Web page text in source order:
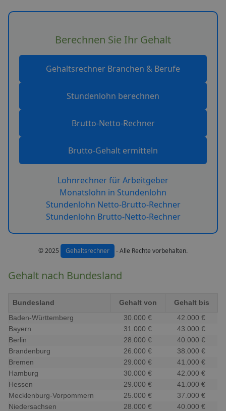
Berechnen Sie Ihr Gehalt
Gehaltsrechner Branchen & Berufe
Stundenlohn berechnen
Brutto-Netto-Rechner
Brutto-Gehalt ermitteln
Lohnrechner für Arbeitgeber
Monatslohn in Stundenlohn
Stundenlohn Netto-Brutto-Rechner
Stundenlohn Brutto-Netto-Rechner
© 2025 Gehaltsrechner - Alle Rechte vorbehalten.
Gehalt nach Bundesland
Bundesland Gehalt von
Gehalt bis
Baden-Württemberg
30.000 €
42.000 €
Bayern
31.000 €
43.000 €
Berlin
28.000 €
40.000 €
Brandenburg
26.000 €
38.000 €
Bremen
29.000 €
41.000 €
Hamburg
30.000 €
42.000 €
Hessen
29.000 €
41.000 €
Mecklenburg-Vorpommern
25.000 €
37.000 €
Niedersachsen
28.000 €
40.000 €